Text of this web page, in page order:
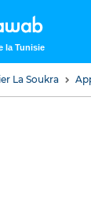
la Tunisie
La Soukra